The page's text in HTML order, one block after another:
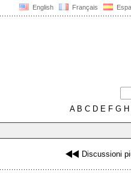
English Français
AB C D E F G H
Discussioni